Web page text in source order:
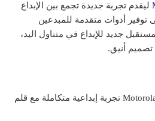
ليقدم تجربة جديدة تجمع بين الإبداع
توفير أدوات متقدمة للمبدعين
جديد للإبداع في متناول اليد،
أنيق.
يقدم Motorola Edge 60 Stylus تجربة إبداعية متكاملة مع قلم